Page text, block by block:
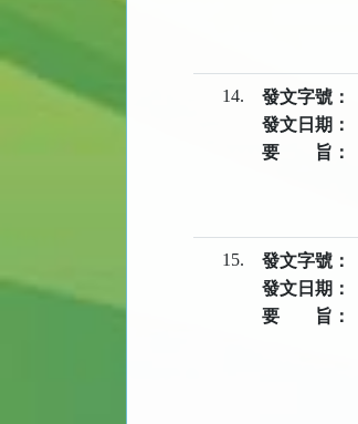
14. 發文字號：
發文日期：
要 旨：
15. 發文字號：
發文日期：
要 旨：